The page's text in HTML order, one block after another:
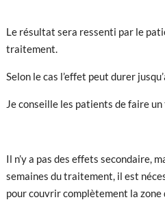
Le résultat sera ressenti par le
traitement.
Selon le cas l’effet peut durer
Je conseille les patients de faire
Il n’y a pas des effets secondaire,
semaines du traitement, il est
pour couvrir complètement la zone